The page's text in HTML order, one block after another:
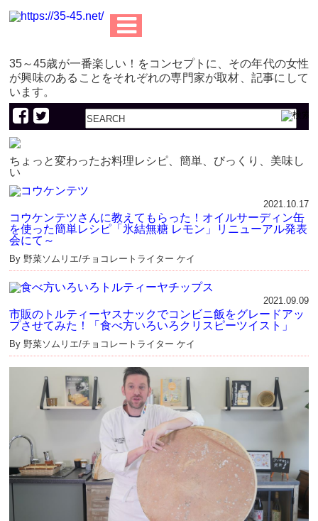
35～45歳が一番楽しい！をコンセプトに、その年代の女性
が興味のあることをそれぞれの専門家が取材、記事にして
います。
ちょっと変わったお料理レシピ、簡単、びっくり、美味し
い
2021.10.17
コウケンテツさんに教えてもらった！オイルサーディン缶
を使った簡単レシピ「氷結無糖 レモン」リニューアル発表
会にて～
By 野菜ソムリエ/チョコレートライター ケイ
2021.09.09
市販のトルティーヤスナックでコンビニ飯をグレードアッ
プさせてみた！「食べ方いろいろクリスピーツイスト」
By 野菜ソムリエ/チョコレートライター ケイ